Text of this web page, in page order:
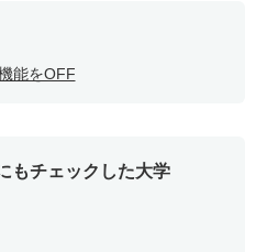
能をOFF
もチェックした大学